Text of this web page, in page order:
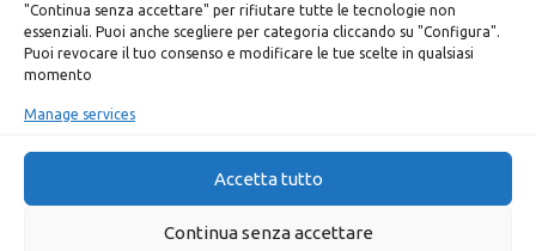
"Continua senza accettare" per rifiutare tutte le tecnologie non
essenziali. Puoi anche scegliere per categoria cliccando su "Configura".
Puoi revocare il tuo consenso e modificare le tue scelte in qualsiasi
momento
Manage services
Accetta tutto
Continua senza accettare
Ufficio per la Pastorale Universitaria
Palazzo Apostolico Lateranense
00184 Roma
: 06.698.86584-86342
https://www.diocesidiroma.it/universita